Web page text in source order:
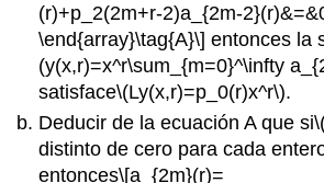
(r)+p_2(2m+r-2)a_{2m-
\end{array}\tag{A}\] entonces la
(y(x,r)=x^r\sum_{m=0}^\infty
satisface\(Ly(x,r)=p_0(r)x^r\).
Deducir de la ecuación A que si
distinto de cero para cada
entonces\[a_{2m}(r)=